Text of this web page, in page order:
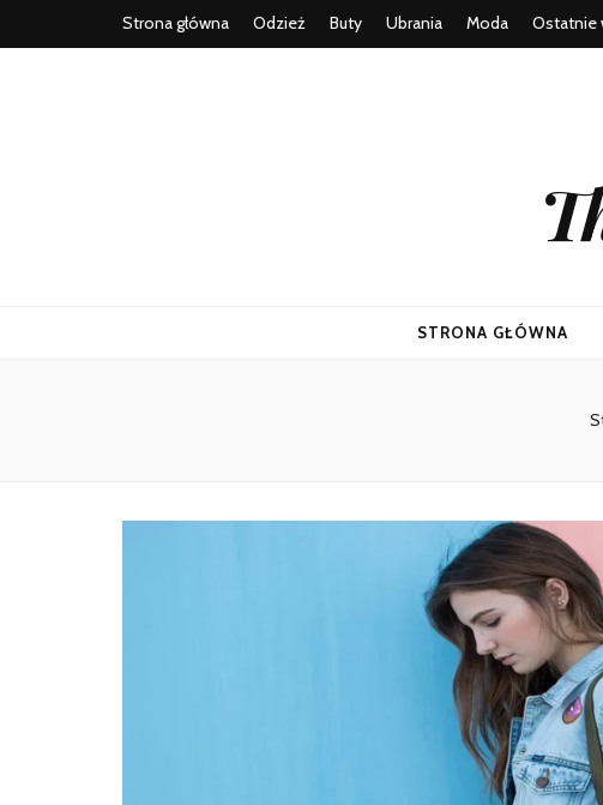
Strona główna Odzież Buty Ubrania Moda Ostatnie
STRONA GŁÓWNA